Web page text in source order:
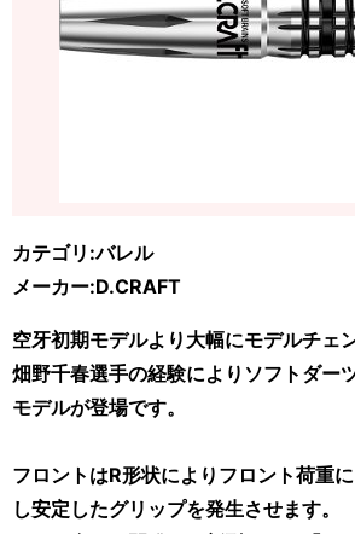
カテゴリ:バレル
メーカー:D.CRAFT
空牙初期モデルより大幅にモデルチェ
畑野千春選手の経験によりソフトダー
モデルが登場です。
フロントはR形状によりフロント荷重
し安定したグリップを発生させます。